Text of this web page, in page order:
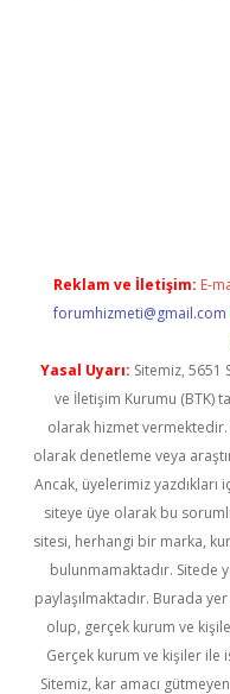
Reklam ve İletişim: E-
forumhizmeti@gmail.com
Yasal Uyarı: Sitemiz, 5651
ve İletişim Kurumu (BTK)
olarak hizmet
olarak denetleme veya
Ancak, üyelerimiz
siteye üye olarak bu
sitesi, herhangi bir marka,
bulunmamaktadır. Sitede
paylaşılmaktadır. Burada
olup, gerçek kurum ve
Gerçek kurum ve kişiler
Sitemiz, kar amacı